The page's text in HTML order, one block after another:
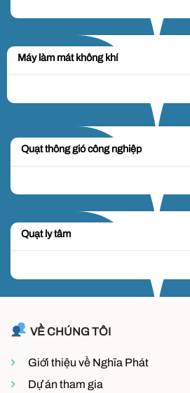
Máy làm mát không khí
Quạt thông gió công nghiệp
Quạt ly tâm
VỀ CHÚNG TÔI
Giới thiệu về Nghĩa Phát
Dự án tham gia